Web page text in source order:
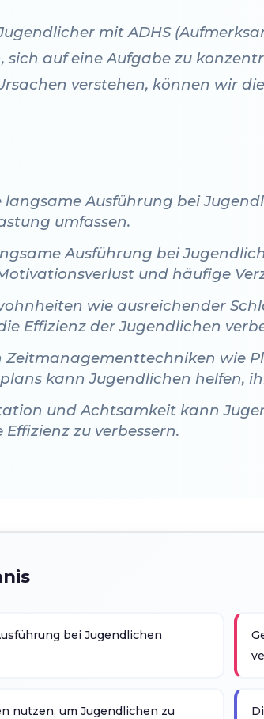
mit ADHS
auf eine Aufgabe zu
verstehen, können wir
langsame Ausführung bei
umfassen.
Ausführung bei
und häufige
wie ausreichender
Effizienz der Jugendlichen
Zeitmanagementtechniken wie
kann Jugendlichen helfen,
und Achtsamkeit kann
zu verbessern.
bei Jugendlichen
nutzen, um Jugendlichen zu